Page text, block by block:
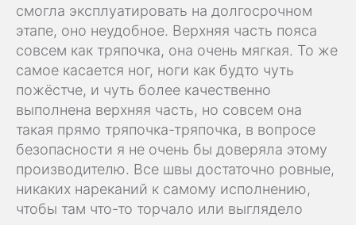
смогла эксплуатировать на долгосрочном
этапе, оно неудобное. Верхняя часть пояса
совсем как тряпочка, она очень мягкая. То же
самое касается ног, ноги как будто чуть
пожёстче, и чуть более качественно
выполнена верхняя часть, но совсем она
такая прямо тряпочка-тряпочка, в вопросе
безопасности я не очень бы доверяла этому
производителю. Все швы достаточно ровные,
никаких нареканий к самому исполнению,
чтобы там что-то торчало или выглядело